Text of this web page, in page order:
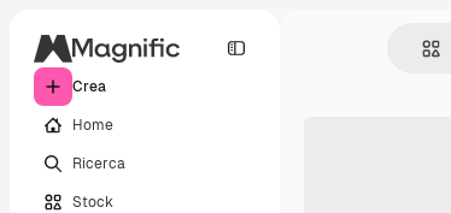
Crea
Home
Ricerca
Stock